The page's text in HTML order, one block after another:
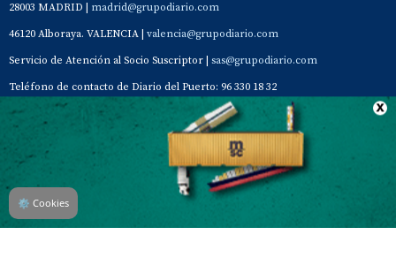
28003 MADRID | madrid@grupodiario.com
46120 Alboraya. VALENCIA | valencia@grupodiario.com
Servicio de Atención al Socio Suscriptor | sas@grupodiario.com
Teléfono de contacto de Diario del Puerto: 96 330 18 32
Contacto Aviso Legal Quiénes somos Política de privacidad
⚙ Cookies